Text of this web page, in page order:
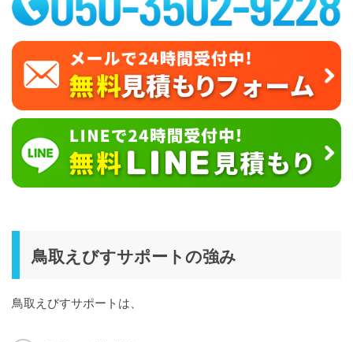
鳥取えびすサポートの強み
鳥取えびすサポートは、